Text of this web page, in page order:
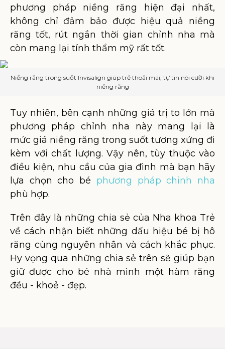
phương pháp niềng răng hiện đại nhất,
không chỉ đảm bảo được hiệu quả niềng
răng tốt, rút ngắn thời gian chỉnh nha mà
còn mang lại tính thẩm mỹ rất tốt.
Niềng răng trong suốt Invisalign giúp trẻ thoải mái, tự tin nói cười khi
niềng răng
Tuy nhiên, bên cạnh những giá trị to lớn mà
phương pháp chỉnh nha này mang lại là
mức giá niềng răng trong suốt tương xứng đi
kèm với chất lượng. Vậy nên, tùy thuộc vào
điều kiện, nhu cầu của gia đình mà bạn hãy
lựa chọn cho bé phương pháp chỉnh nha
phù hợp.
Trên đây là những chia sẻ của Nha khoa Trẻ
về cách nhận biết những dấu hiệu bé bị hô
răng cùng nguyên nhân và cách khắc phục.
Hy vọng qua những chia sẻ trên sẽ giúp bạn
giữ được cho bé nhà mình một hàm răng
đều - khoẻ - đẹp.